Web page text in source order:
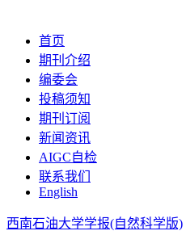
首页
期刊介绍
编委会
投稿须知
期刊订阅
新闻资讯
AIGC自检
联系我们
English
西南石油大学学报(自然科学版)